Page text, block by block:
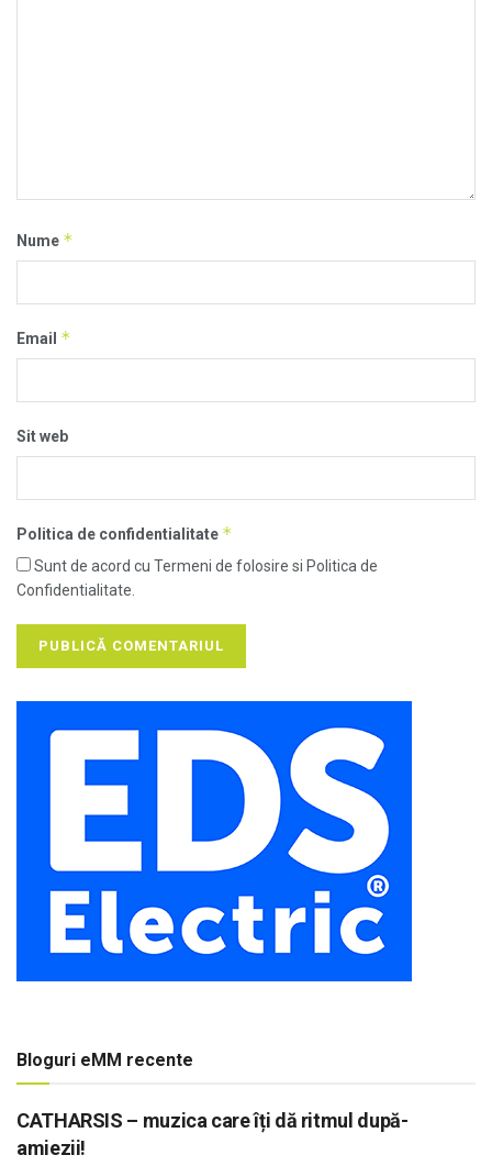
Nume *
Email *
Sit web
Politica de confidentialitate *
Sunt de acord cu Termeni de folosire si Politica de
Confidentialitate.
Bloguri eMM recente
CATHARSIS – muzica care îți dă ritmul după-
amiezii!